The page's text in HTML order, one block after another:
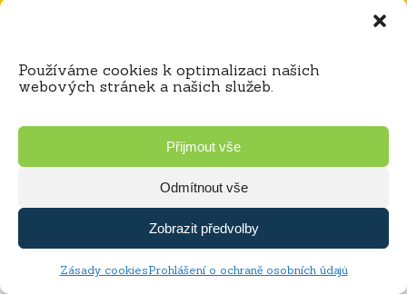
Používáme cookies k optimalizaci našich
webových stránek a našich služeb.
Přijmout vše
Odmítnout vše
Zobrazit předvolby
Zásady cookiesProhlášení o ochraně osobních údajů
© 2026 Domov Dědina | Vyrobilo studio
Zásady ochrany osobních údajů